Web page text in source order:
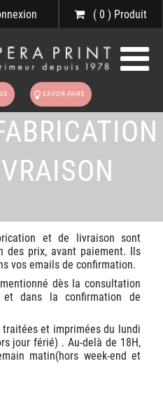
SAVOIR-FAIRE
( 0 ) Produit
et de livraison sont
des prix, avant paiement. Ils
vos emails de confirmation.
dès la consultation
dans la confirmation de
et imprimées du lundi
jour férié) . Au-delà de 18H,
matin(hors week-end et